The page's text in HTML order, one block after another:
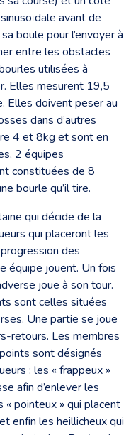
avant de
boule pour l’envoyer à
entre les obstacles
utilisées à
Elles mesurent 19,5
Elles doivent peser au
dans d’autres
4 et 8kg et sont en
2 équipes
constituées de 8
bourle qu’il tire.
qui décide de la
qui placeront les
des
équipe jouent. Un fois
joue à son tour.
sont celles situées
Une partie se joue
retours. Les membres
sont désignés
: les « frappeux »
afin d’enlever les
pointeux » qui placent
enfin les heillicheux qui